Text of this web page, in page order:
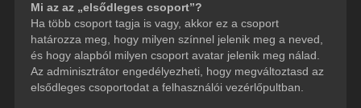
Mi az az „elsődleges csoport”?
Ha több csoport tagja is vagy, akkor ez a csoport
határozza meg, hogy milyen színnel jelenik meg a neved,
és hogy alapból milyen csoport avatar jelenik meg nálad.
Az adminisztrátor engedélyezheti, hogy megváltoztasd az
elsődleges csoportodat a felhasználói vezérlőpultban.